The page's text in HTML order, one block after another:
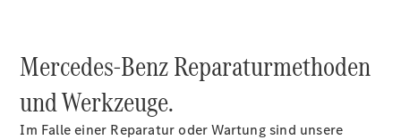
- elektrisch
Fahrgestell
eSprinter
Mercedes-Benz Reparaturmethoden
und Werkzeuge.
Im Falle einer Reparatur oder Wartung sind unsere